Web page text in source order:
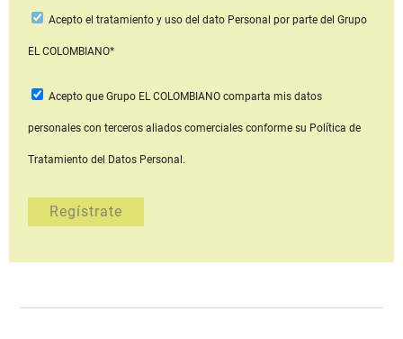
Acepto el tratamiento y uso del dato Personal por parte del Grupo
EL COLOMBIANO*
Acepto que Grupo EL COLOMBIANOcomparta mis datos
personales con terceros aliados comerciales conforme su Política de
Tratamiento del Datos Personal.